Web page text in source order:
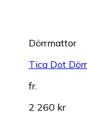
Dörrmattor
Tica Dot
fr.
2 260 kr